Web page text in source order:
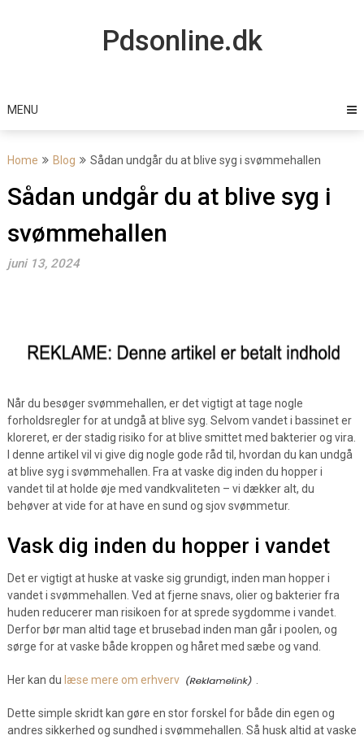
Pdsonline.dk
MENU
Home Blog Sådan undgår du at blive syg i svømmehallen
Sådan undgår du at blive syg i
svømmehallen
juni 13, 2024
Når du besøger svømmehallen, er det vigtigt at tage nogle
forholdsregler for at undgå at blive syg. Selvom vandet i bassinet er
kloreret, er der stadig risiko for at blive smittet med bakterier og vira.
I denne artikel vil vi give dig nogle gode råd til, hvordan du kan undgå
at blive syg i svømmehallen. Fra at vaske dig inden du hopper i
vandet til at holde øje med vandkvaliteten – vi dækker alt, du
behøver at vide for at have en sund og sjov svømmetur.
Vask dig inden du hopper i vandet
Det er vigtigt at huske at vaske sig grundigt, inden man hopper i
vandet i svømmehallen. Ved at fjerne snavs, olier og bakterier fra
huden reducerer man risikoen for at sprede sygdomme i vandet.
Derfor bør man altid tage et brusebad inden man går i poolen, og
sørge for at vaske både kroppen og håret med sæbe og vand.
Her kan du læse mere om erhverv
Dette simple skridt kan gøre en stor forskel for både din egen og
andres sikkerhed og sundhed i svømmehallen. Så husk altid at vaske